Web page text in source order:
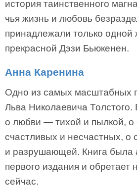
история таинственного
чья жизнь и любовь
принадлежали только
прекрасной Дэзи Бьюкенен.
Анна Каренина
Одно из самых масштабных
Льва Николаевича
о любви — тихой и пылкой,
счастливых и несчастных, о
и разрушающей. Книга была
первого издания и
сейчас.